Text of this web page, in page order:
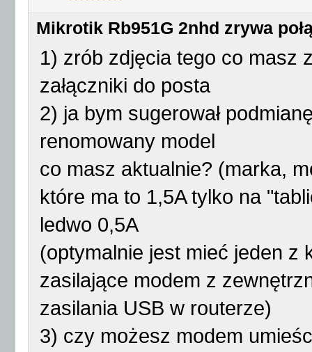
Mikrotik Rb951G 2nhd zrywa
1) zrób zdjęcia tego co masz
załączniki do posta
2) ja bym sugerował
renomowany model
co masz aktualnie? (marka,
które ma to 1,5A tylko na
ledwo 0,5A
(optymalnie jest mieć jeden z
zasilające modem z
zasilania USB w routerze)
3) czy możesz modem